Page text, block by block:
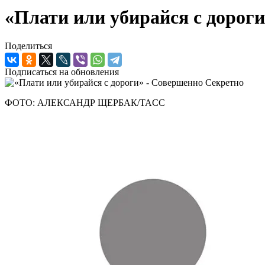
«Плати или убирайся с
Поделиться
Подписаться на обновления
ФОТО: АЛЕКСАНДР ЩЕРБАК/TAСС